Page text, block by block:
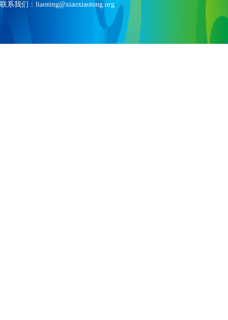
联系我们：liaoning@xiaoxiaotong.org